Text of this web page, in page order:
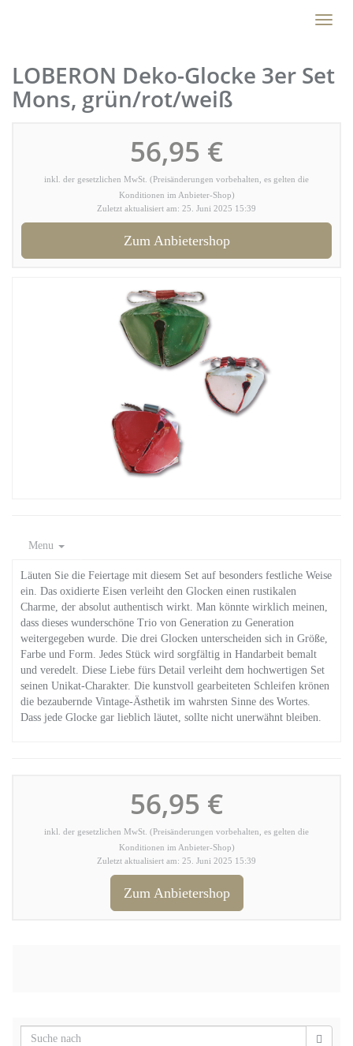
Toggle
LOBERON Deko-Glocke 3er Set
Mons, grün/rot/weiß
56,95 €
inkl. der gesetzlichen MwSt. (Preisänderungen vorbehalten, es gelten die
Konditionen im Anbieter-Shop)
Zuletzt aktualisiert am: 25. Juni 2025 15:39
Zum Anbietershop
Menu
Läuten Sie die Feiertage mit diesem Set auf besonders festliche Weise
ein. Das oxidierte Eisen verleiht den Glocken einen rustikalen
Charme, der absolut authentisch wirkt. Man könnte wirklich meinen,
dass dieses wunderschöne Trio von Generation zu Generation
weitergegeben wurde. Die drei Glocken unterscheiden sich in Größe,
Farbe und Form. Jedes Stück wird sorgfältig in Handarbeit bemalt
und veredelt. Diese Liebe fürs Detail verleiht dem hochwertigen Set
seinen Unikat-Charakter. Die kunstvoll gearbeiteten Schleifen krönen
die bezaubernde Vintage-Ästhetik im wahrsten Sinne des Wortes.
Dass jede Glocke gar lieblich läutet, sollte nicht unerwähnt bleiben.
56,95 €
inkl. der gesetzlichen MwSt. (Preisänderungen vorbehalten, es gelten die
Konditionen im Anbieter-Shop)
Zuletzt aktualisiert am: 25. Juni 2025 15:39
Zum Anbietershop